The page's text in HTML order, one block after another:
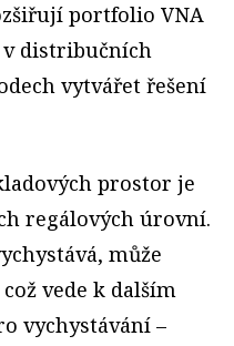
portfolio VNA
distribučních
vytvářet řešení
prostor je
regálových úrovní.
může
vede k dalším
vychystávání –